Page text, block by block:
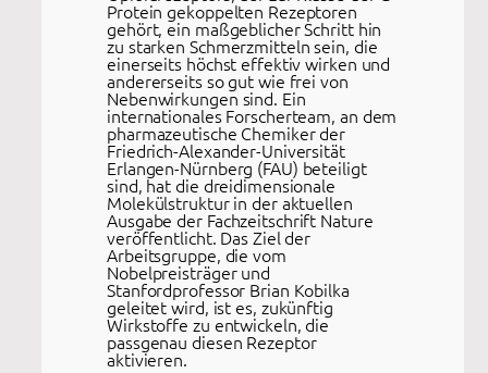
Protein gekoppelten Rezeptoren
gehört, ein maßgeblicher Schritt hin
zu starken Schmerzmitteln sein, die
einerseits höchst effektiv wirken und
andererseits so gut wie frei von
Nebenwirkungen sind. Ein
internationales Forscherteam, an dem
pharmazeutische Chemiker der
Friedrich-Alexander-Universität
Erlangen-Nürnberg (FAU) beteiligt
sind, hat die dreidimensionale
Molekülstruktur in der aktuellen
Ausgabe der Fachzeitschrift Nature
veröffentlicht. Das Ziel der
Arbeitsgruppe, die vom
Nobelpreisträger und
Stanfordprofessor Brian Kobilka
geleitet wird, ist es, zukünftig
Wirkstoffe zu entwickeln, die
passgenau diesen Rezeptor
aktivieren.